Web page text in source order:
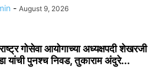
- August 9, 2026
गोसेवा आयोगाच्या अध्यक्षपदी शेखरजी
यांची पुनश्च निवड, तुकाराम अंदुरे...